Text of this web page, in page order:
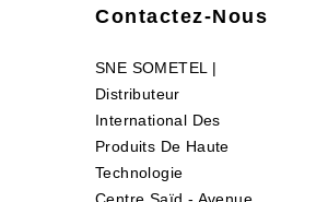
Contactez-Nous
SNE SOMETEL |
Distributeur
International Des
Produits De Haute
Technologie